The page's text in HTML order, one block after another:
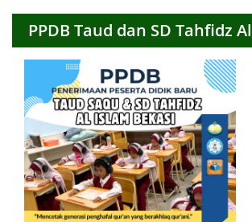
PPDB Taud dan SD Tahfidz